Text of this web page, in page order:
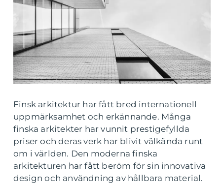
Finsk arkitektur har fått bred internationell
uppmärksamhet och erkännande. Många
finska arkitekter har vunnit prestigefyllda
priser och deras verk har blivit välkända runt
om i världen. Den moderna finska
arkitekturen har fått beröm för sin innovativa
design och användning av hållbara material.